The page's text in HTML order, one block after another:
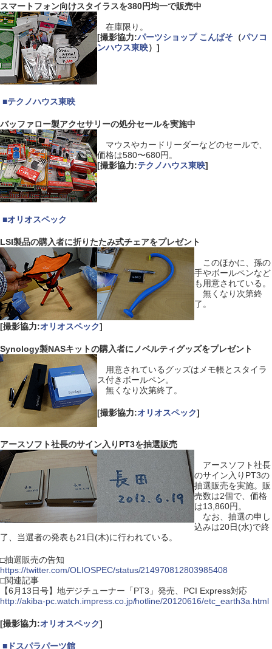
スマートフォン向けスタイラスを380円均一で販売中
在庫限り。
[撮影協力:パーツショップ こんぱそ（パソコ
ンハウス東映）]
■テクノハウス東映
バッファロー製アクセサリーの処分セールを実施中
マウスやカードリーダーなどのセールで、
価格は580〜680円。
[撮影協力:テクノハウス東映]
■オリオスペック
LSI製品の購入者に折りたたみ式チェアをプレゼント
このほかに、孫の
手やボールペンなど
も用意されている。
無くなり次第終
了。
[撮影協力:オリオスペック]
Synology製NASキットの購入者にノベルティグッズをプレゼント
用意されているグッズはメモ帳とスタイラ
ス付きボールペン。
無くなり次第終了。
[撮影協力:オリオスペック]
アースソフト社長のサイン入りPT3を抽選販売
アースソフト社長
のサイン入りPT3の
抽選販売を実施。販
売数は2個で、価格
は13,860円。
なお、抽選の申し
込みは20日(水)で終
了、当選者の発表も21日(木)に行われている。
□抽選販売の告知
https://twitter.com/OLIOSPEC/status/214970812803985408
□関連記事
【6月13日号】地デジチューナー「PT3」発売、PCI Express対応
http://akiba-pc.watch.impress.co.jp/hotline/20120616/etc_earth3a.html
[撮影協力:オリオスペック]
■ ドスパラパーツ館